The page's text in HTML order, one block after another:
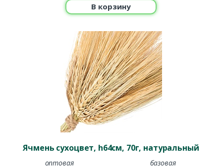
В корзину
Ячмень сухоцвет, h64см, 70г, натуральный
оптовая базовая